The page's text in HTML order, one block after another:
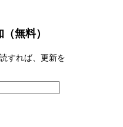
無料）
すれば、更新を